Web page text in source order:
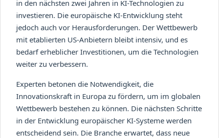
in den nächsten zwei Jahren in KI-Technologien zu
investieren. Die europäische KI-Entwicklung steht
jedoch auch vor Herausforderungen. Der Wettbewerb
mit etablierten US-Anbietern bleibt intensiv, und es
bedarf erheblicher Investitionen, um die Technologien
weiter zu verbessern.
Experten betonen die Notwendigkeit, die
Innovationskraft in Europa zu fördern, um im globalen
Wettbewerb bestehen zu können. Die nächsten Schritte
in der Entwicklung europäischer KI-Systeme werden
entscheidend sein. Die Branche erwartet, dass neue